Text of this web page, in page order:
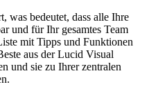
was bedeutet, dass alle Ihre
und für Ihr gesamtes Team
mit Tipps und Funktionen
aus der Lucid Visual
und sie zu Ihrer zentralen